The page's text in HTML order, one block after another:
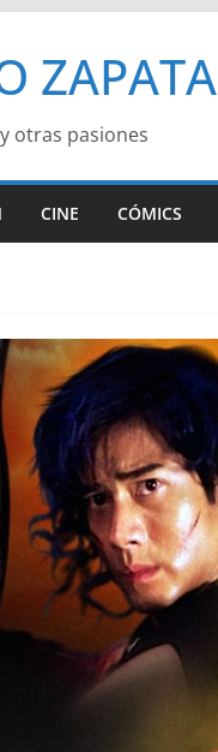
ZAPATA
otras pasiones
CINE CÓMICS